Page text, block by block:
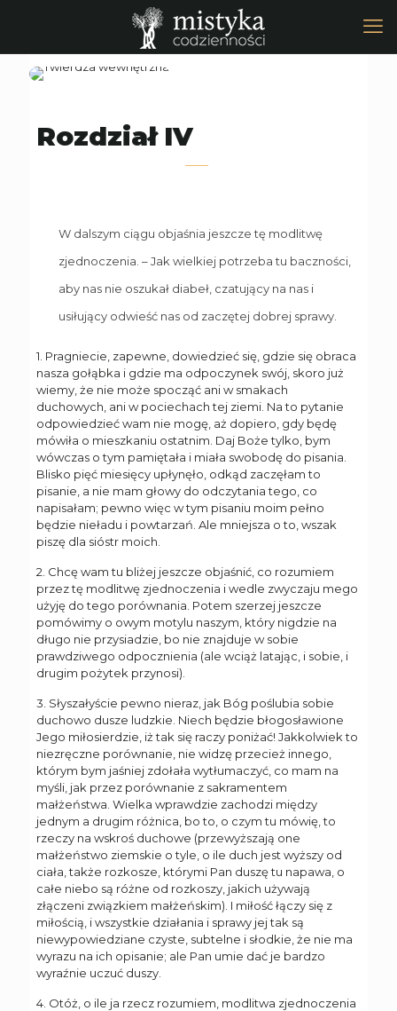
Rozdział IV
W dalszym ciągu objaśnia jeszcze tę modlitwę
zjednoczenia. – Jak wielkiej potrzeba tu baczności,
aby nas nie oszukał diabeł, czatujący na nas i
usiłujący odwieść nas od zaczętej dobrej sprawy.
1. Pragniecie, zapewne, dowiedzieć się, gdzie się obraca
nasza gołąbka i gdzie ma odpoczynek swój, skoro już
wiemy, że nie może spocząć ani w smakach
duchowych, ani w pociechach tej ziemi. Na to pytanie
odpowiedzieć wam nie mogę, aż dopiero, gdy będę
mówiła o mieszkaniu ostatnim. Daj Boże tylko, bym
wówczas o tym pamiętała i miała swobodę do pisania.
Blisko pięć miesięcy upłynęło, odkąd zaczęłam to
pisanie, a nie mam głowy do odczytania tego, co
napisałam; pewno więc w tym pisaniu moim pełno
będzie nieładu i powtarzań. Ale mniejsza o to, wszak
piszę dla sióstr moich.
2. Chcę wam tu bliżej jeszcze objaśnić, co rozumiem
przez tę modlitwę zjednoczenia i wedle zwyczaju mego
użyję do tego porównania. Potem szerzej jeszcze
pomówimy o owym motylu naszym, który nigdzie na
długo nie przysiadzie, bo nie znajduje w sobie
prawdziwego odpocznienia (ale wciąż latając, i sobie, i
drugim pożytek przynosi).
3. Słyszałyście pewno nieraz, jak Bóg poślubia sobie
duchowo dusze ludzkie. Niech będzie błogosławione
Jego miłosierdzie, iż tak się raczy poniżać! Jakkolwiek to
niezręczne porównanie, nie widzę przecież innego,
którym bym jaśniej zdołała wytłumaczyć, co mam na
myśli, jak przez porównanie z sakramentem
małżeństwa. Wielka wprawdzie zachodzi między
jednym a drugim różnica, bo to, o czym tu mówię, to
rzeczy na wskroś duchowe (przewyższają one
małżeństwo ziemskie o tyle, o ile duch jest wyższy od
ciała, także rozkosze, którymi Pan duszę tu napawa, o
całe niebo są różne od rozkoszy, jakich używają
złączeni związkiem małżeńskim). I miłość łączy się z
miłością, i wszystkie działania i sprawy jej tak są
niewypowiedziane czyste, subtelne i słodkie, że nie ma
wyrazu na ich opisanie; ale Pan umie dać je bardzo
wyraźnie uczuć duszy.
4. Otóż, o ile ja rzecz rozumiem, modlitwa zjednoczenia